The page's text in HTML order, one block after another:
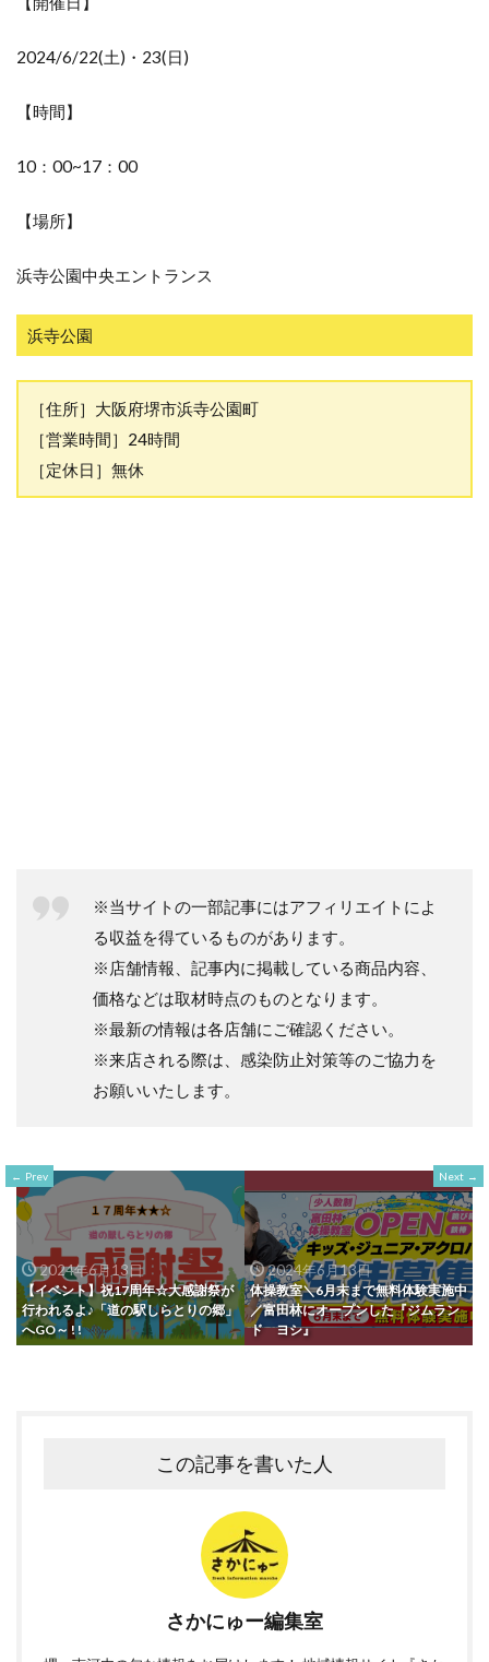
2024/6/22(土)・23(日)
【時間】
10：00~17：00
【場所】
浜寺公園中央エントランス
浜寺公園
［住所］大阪府堺市浜寺公園町
［営業時間］24時間
［定休日］無休
※当サイトの一部記事にはアフィリエイトによ
る収益を得ているものがあります。
※店舗情報、記事内に掲載している商品内容、
価格などは取材時点のものとなります。
※最新の情報は各店舗にご確認ください。
※来店される際は、感染防止対策等のご協力を
お願いいたします。
Prev
2024年6月13日
【イベント】祝17周年☆大感謝祭が
行われるよ♪「道の駅しらとりの郷」
へGO～ ! !
Next
2024年6月13日
体操教室＼6月末まで無料体験実施中
／富田林にオープンした『ジムラン
ド ヨシ』
この記事を書いた人
さかにゅー編集室